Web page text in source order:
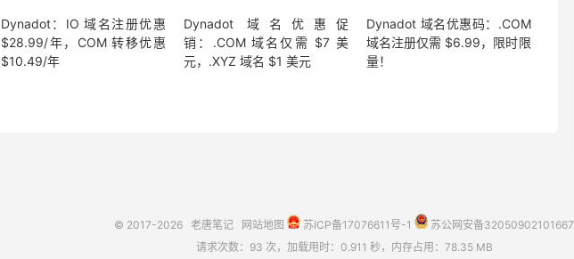
Dynadot：IO 域名注册优惠
$28.99/年，COM 转移优惠
$10.49/年
Dynadot 域名优惠促
销：.COM 域名仅需 $7 美
元，.XYZ 域名 $1 美元
Dynadot 域名优惠码：.COM
域名注册仅需 $6.99，限时限
量！
© 2017-2026 老唐笔记 网站地图 苏ICP备17076611号-1
苏公网安备32050902101667
请求次数：93 次，加载用时：0.911 秒，内存占用：78.35 MB